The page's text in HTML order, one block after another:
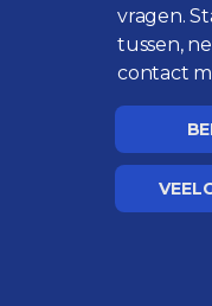
vragen.
tussen,
contact